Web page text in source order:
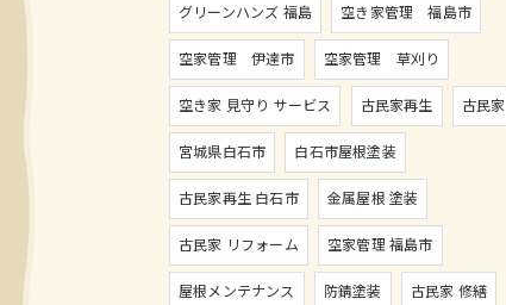
グリーンハンズ 福島
空き家管理 福島市
空家管理 伊達市
空家管理 草刈り
空き家 見守り サービス
古民家再生
古民家
宮城県白石市
白石市屋根塗装
古民家再生 白石市
金属屋根 塗装
古民家 リフォーム
空家管理 福島市
屋根メンテナンス
防錆塗装
古民家 修繕